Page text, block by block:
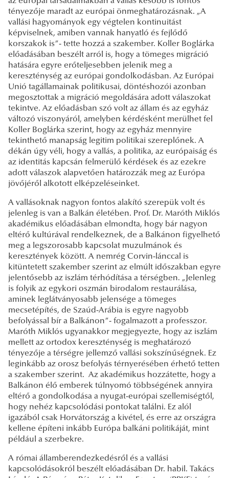
tényezője maradt az európai önmeghatározásnak. „A
vallási hagyományok egy végtelen kontinuitást
képviselnek, amiben vannak hanyatló és fejlődő
korszakok is”- tette hozzá a szakember. Koller Boglárka
előadásában beszélt arról is, hogy a tömeges migráció
hatására egyre erőteljesebben jelenik meg a
kereszténység az európai gondolkodásban. Az Európai
Unió tagállamainak politikusai, döntéshozói azonban
megosztottak a migráció megoldására adott válaszokat
tekintve. Az előadásban szó volt az állam és az egyház
változó viszonyáról, amelyben kérdésként merülhet fel
Koller Boglárka szerint, hogy az egyház mennyire
tekinthető manapság legitim politikai szereplőnek. A
dékán úgy véli, hogy a vallás, a politika, az európaiság és
az identitás kapcsán felmerülő kérdések és az ezekre
adott válaszok alapvetően határozzák meg az Európa
jövőjéről alkotott elképzeléseinket.
A vallásoknak nagyon fontos alakító szerepük volt és
jelenleg is van a Balkán életében. Prof. Dr. Maróth Miklós
akadémikus előadásában elmondta, hogy bár nagyon
eltérő kultúrával rendelkeznek, de a Balkánon figyelhető
meg a legszorosabb kapcsolat muzulmánok és
keresztények között. A nemrég Corvin-lánccal is
kitüntetett szakember szerint az elmúlt időszakban egyre
jelentősebb az iszlám térhódítása a térségben. „Jelenleg
is folyik az egykori oszmán birodalom restaurálása,
aminek leglátványosabb jelensége a tömeges
mecsetépítés, de Szaúd-Arábia is egyre nagyobb
befolyással bír a Balkánon”- fogalmazott a professzor.
Maróth Miklós ugyanakkor megjegyezte, hogy az iszlám
mellett az ortodox kereszténység is meghatározó
tényezője a térségre jellemző vallási sokszínűségnek. Ez
leginkább az orosz befolyás térnyerésében érhető tetten
a szakember szerint. Az akadémikus hozzátette, hogy a
Balkánon élő emberek túlnyomó többségének annyira
eltérő a gondolkodása a nyugat-európai szellemiségtől,
hogy nehéz kapcsolódási pontokat találni. Ez alól
igazából csak Horvátország a kivétel, és erre az országra
kellene építeni inkább Európa balkáni politikáját, mint
például a szerbekre.
A római államberendezkedésről és a vallási
kapcsolódásokról beszélt előadásában Dr. habil. Takács